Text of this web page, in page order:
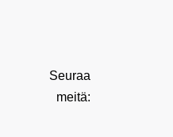
Seuraa
meitä: